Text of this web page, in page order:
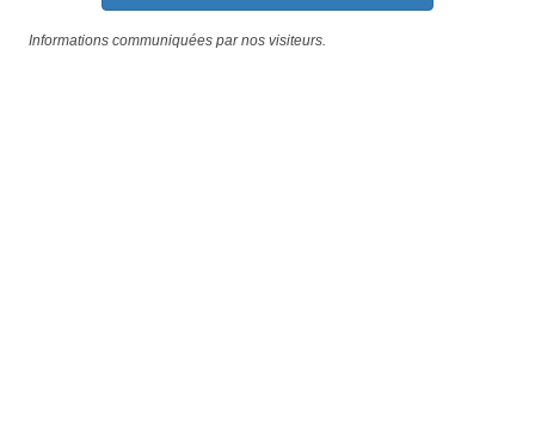
Informations communiquées par nos visiteurs.